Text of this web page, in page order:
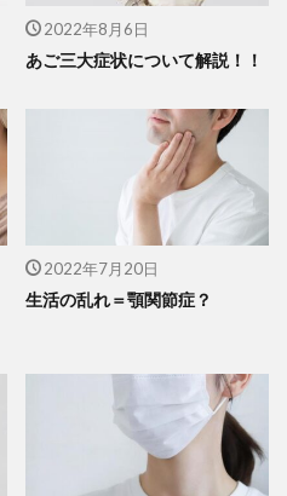
2022年8月6日
あご三大症状について解説！！
2022年7月20日
生活の乱れ＝顎関節症？